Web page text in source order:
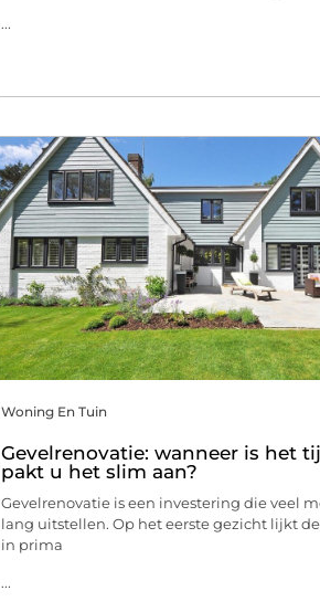
...
Woning En Tuin
Gevelrenovatie: wanneer is het
pakt u het slim aan?
Gevelrenovatie is een investering die veel
lang uitstellen. Op het eerste gezicht lijkt
in prima
...